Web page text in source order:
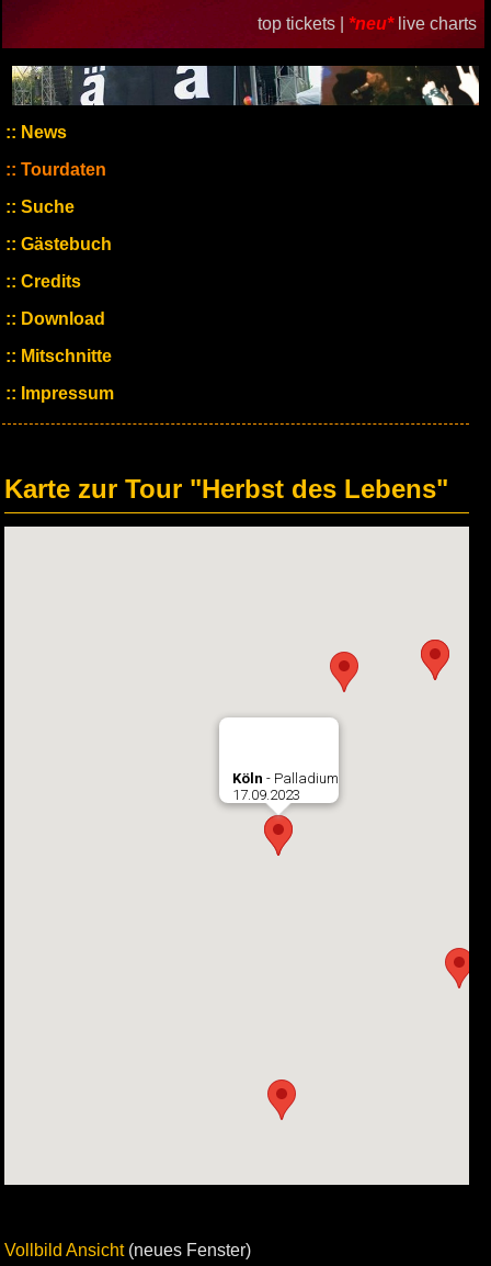
top tickets | *neu* live charts
News
Tourdaten
Suche
Gästebuch
Credits
Download
Mitschnitte
Impressum
Karte zur Tour "Herbst des Lebens"
Köln - Palladium
17.09.2023
Vollbild Ansicht(neues Fenster)